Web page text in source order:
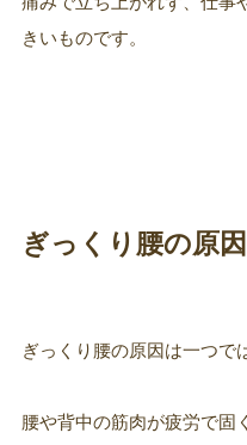
きいものです。
ぎっくり腰の原因
ぎっくり腰の原因は一つで
腰や背中の筋肉が疲労で固